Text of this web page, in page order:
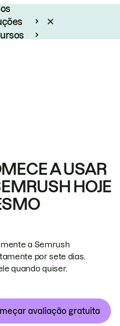
A USAR
HOJE
a Semrush
por sete dias.
quando quiser.
avaliação gratuita